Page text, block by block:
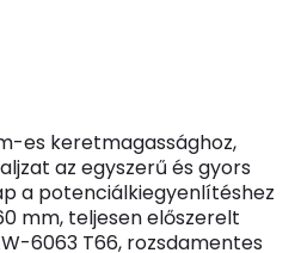
es keretmagassághoz,
az egyszerű és gyors
a potenciálkiegyenlítéshez
mm, teljesen előszerelt
6063 T66, rozsdamentes